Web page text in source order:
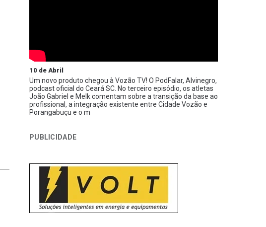
10 de Abril
Um novo produto chegou à Vozão TV! O PodFalar, Alvinegro,
podcast oficial do Ceará SC. No terceiro episódio, os atletas
João Gabriel e Melk comentam sobre a transição da base ao
profissional, a integração existente entre Cidade Vozão e
Porangabuçu e o m
PUBLICIDADE